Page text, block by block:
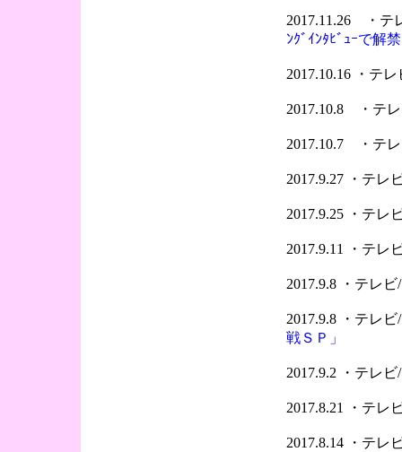
2017.11.26 ・テ
ﾝｸﾞｲﾝﾀﾋﾞｭｰで解
2017.10.16 ・テ
2017.10.8 ・テ
2017.10.7 ・テ
2017.9.27 ・テレ
2017.9.25 ・テレ
2017.9.11 ・テレ
2017.9.8 ・テレ
2017.9.8 ・テレ
戦ＳＰ」
2017.9.2 ・テレ
2017.8.21 ・テレ
2017.8.14 ・テレ